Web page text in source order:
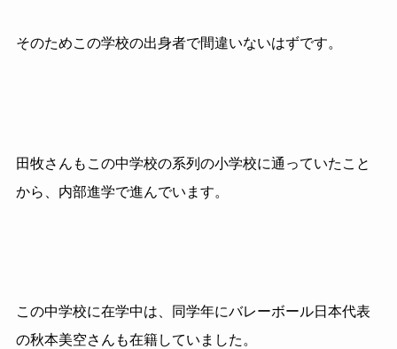
そのためこの学校の出身者で間違いないはずです。
田牧さんもこの中学校の系列の小学校に通っていたこと
から、内部進学で進んでいます。
この中学校に在学中は、同学年にバレーボール日本代表
の秋本美空さんも在籍していました。